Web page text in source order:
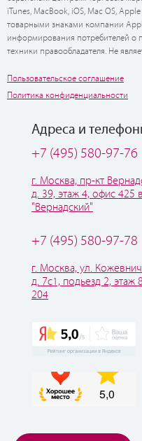
iTunes, MacBook, iOS, Mac OS,
товарными знаками компании
информирования потребителей о
техники правообладателя. Не
Пользовательское соглашение
Политика конфиденциальности
Адреса и
+7 (495) 580-97-76
г. Москва, пр-кт
д. 39, этаж 4, офис 425
"Вернадский"
+7 (495) 580-97-78
г. Москва, ул.
д. 7с1, подьезд 2, этаж
204